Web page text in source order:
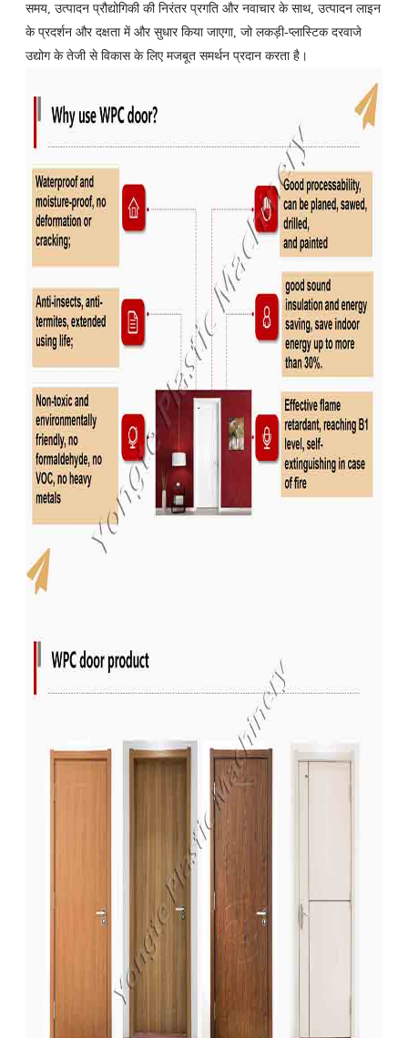
समय, उत्पादन प्रौद्योगिकी की निरंतर प्रगति और नवाचार के साथ, उत्पादन लाइन
के प्रदर्शन और दक्षता में और सुधार किया जाएगा, जो लकड़ी-प्लास्टिक दरवाजे
उद्योग के तेजी से विकास के लिए मजबूत समर्थन प्रदान करता है।